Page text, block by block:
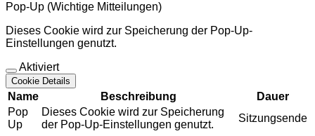
Pop-Up (Wichtige Mitteilungen)
Dieses Cookie wird zur Speicherung der Pop-Up-
Einstellungen genutzt.
Aktiviert
Cookie Details
Name Beschreibung
Dauer
Pop
Up
Dieses Cookie wird zur Speicherung
der Pop-Up-Einstellungen genutzt.
Sitzungsende